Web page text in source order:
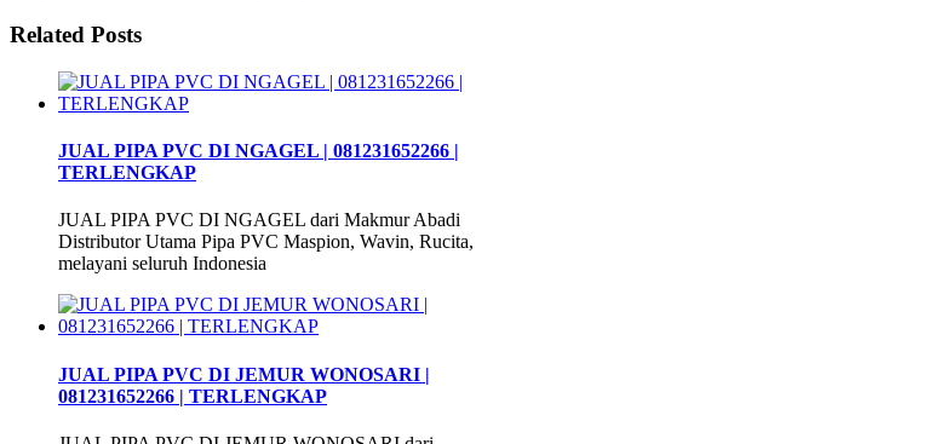
Related Posts
JUAL PIPA PVC DI NGAGEL | 081231652266 |
TERLENGKAP
JUAL PIPA PVC DI NGAGEL dari Makmur Abadi
Distributor Utama Pipa PVC Maspion, Wavin, Rucita,
melayani seluruh Indonesia
JUAL PIPA PVC DI JEMUR WONOSARI |
081231652266 | TERLENGKAP